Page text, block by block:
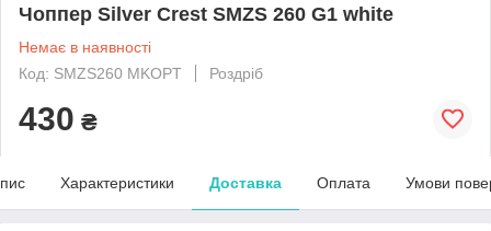
Чоппер Silver Crest SMZS 260 G1 white
Немає в наявності
Код: SMZS260 MKOPT
Роздріб
430 ₴
Характеристики Доставка Оплата Умови